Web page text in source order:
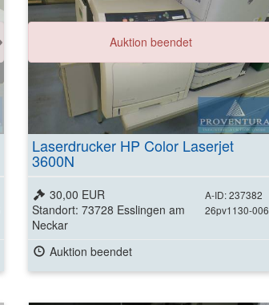
Auktion beendet
Laserdrucker HP Color Laserjet
3600N
A-ID: 237382
26pv1130-006
30,00 EUR
Standort: 73728 Esslingen am
Neckar
Auktion beendet